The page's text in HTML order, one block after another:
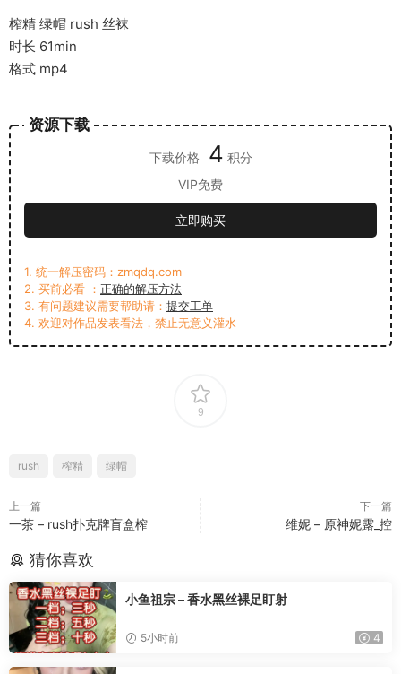
榨精 绿帽 rush 丝袜
时长 61min
格式 mp4
资源下载
下载价格 4 积分
VIP免费
立即购买
1. 统一解压密码：zmqdq.com
2. 买前必看 ： 正确的解压方法
3. 有问题建议需要帮助请： 提交工单
4. 欢迎对作品发表看法，禁止无意义灌水
9
rush 榨精 绿帽
上一篇
一茶 – rush扑克牌盲盒榨
下一篇
维妮 – 原神妮露_控
猜你喜欢
小鱼祖宗 – 香水黑丝裸足盯射
5小时前 4